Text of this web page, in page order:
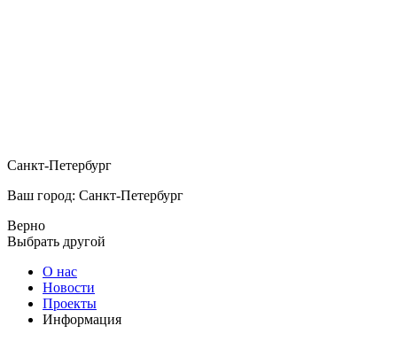
Санкт-Петербург
Ваш город: Санкт-Петербург
Верно
Выбрать другой
О нас
Новости
Проекты
Информация